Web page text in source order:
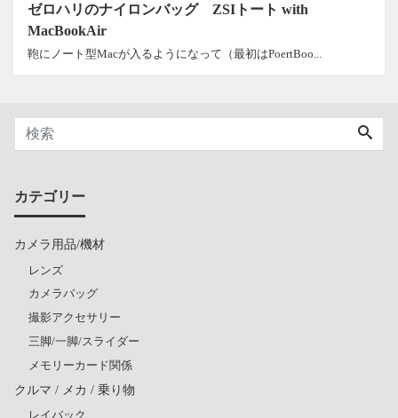
ゼロハリのナイロンバッグ ZSIトート with
MacBookAir
鞄にノート型Macが入るようになって（最初はPoertBoo...
カテゴリー
カメラ用品/機材
レンズ
カメラバッグ
撮影アクセサリー
三脚/一脚/スライダー
メモリーカード関係
クルマ / メカ / 乗り物
レイバック